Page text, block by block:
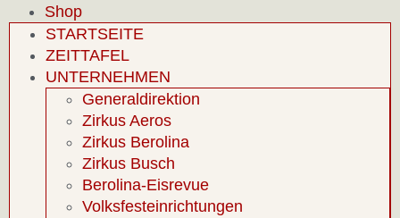
Shop
STARTSEITE
ZEITTAFEL
UNTERNEHMEN
Generaldirektion
Zirkus Aeros
Zirkus Berolina
Zirkus Busch
Berolina-Eisrevue
Volksfesteinrichtungen